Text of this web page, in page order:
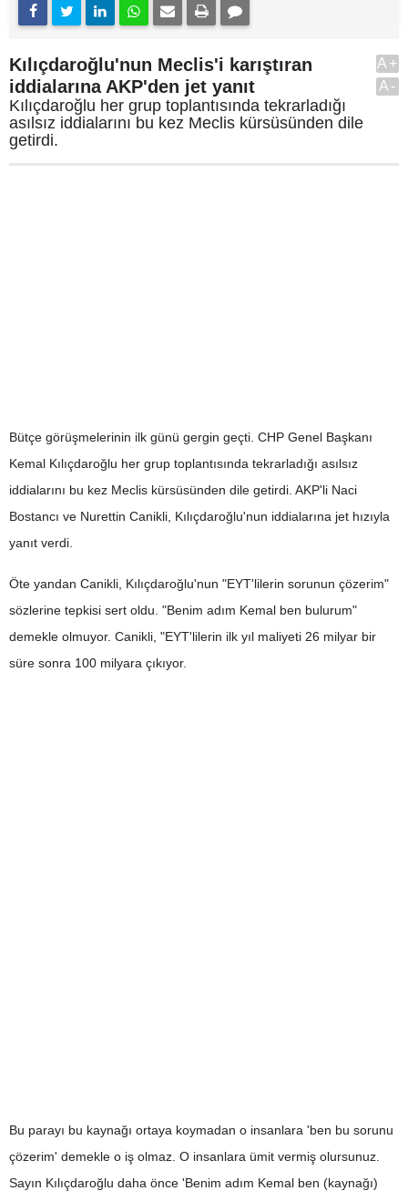
Kılıçdaroğlu'nun Meclis'i karıştıran
iddialarına AKP'den jet yanıt
Kılıçdaroğlu her grup toplantısında tekrarladığı
asılsız iddialarını bu kez Meclis kürsüsünden dile
getirdi.
A+
A-
Bütçe görüşmelerinin ilk günü gergin geçti. CHP Genel Başkanı
Kemal Kılıçdaroğlu her grup toplantısında tekrarladığı asılsız
iddialarını bu kez Meclis kürsüsünden dile getirdi. AKP'li Naci
Bostancı ve Nurettin Canikli, Kılıçdaroğlu'nun iddialarına jet hızıyla
yanıt verdi.
Öte yandan Canikli, Kılıçdaroğlu'nun "EYT'lilerin sorunun çözerim"
sözlerine tepkisi sert oldu. "Benim adım Kemal ben bulurum"
demekle olmuyor. Canikli, "EYT'lilerin ilk yıl maliyeti 26 milyar bir
süre sonra 100 milyara çıkıyor.
Bu parayı bu kaynağı ortaya koymadan o insanlara 'ben bu sorunu
çözerim' demekle o iş olmaz. O insanlara ümit vermiş olursunuz.
Sayın Kılıçdaroğlu daha önce 'Benim adım Kemal ben (kaynağı)